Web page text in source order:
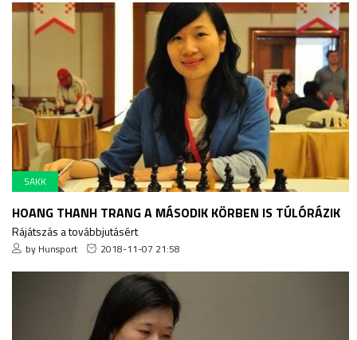
SAKK
HOANG THANH TRANG A MÁSODIK KÖRBEN IS TÚLÓRÁZIK
Rájátszás a továbbjutásért
by Hunsport 2018-11-07 21:58